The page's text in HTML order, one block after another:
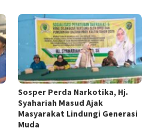
Sosper Perda Narkotika, Hj.
Syahariah Masud Ajak
Masyarakat Lindungi Generasi
Muda